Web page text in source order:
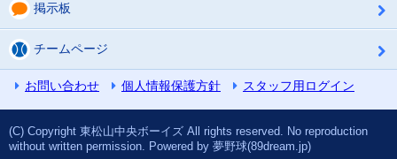
掲示板
チームページ
お問い合わせ 個人情報保護方針 スタッフ用ログイン
(C) Copyright 東松山中央ボーイズ All rights reserved. No reproduction
without written permission. Powered by 夢野球(89dream.jp)